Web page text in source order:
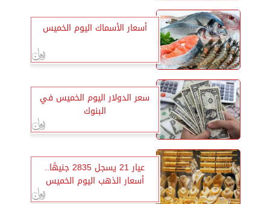
أسعار الأسماك اليوم الخميس
سعر الدولار اليوم الخميس في
البنوك
عيار 21 يسجل 2835 جنيهًا..
أسعار الذهب اليوم الخميس